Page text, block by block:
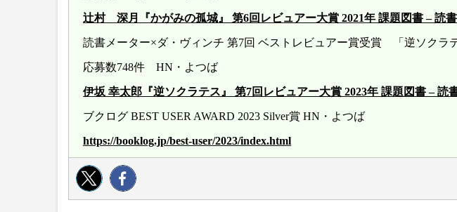
辻村 深月『かがみの孤城』 第6回レビュアー大賞 2021年 課題図書 – 読
読書メーター×ダ・ヴィンチ 第7回 ベストレビュアー賞受賞 「逆ソクラテ
応募数748件 HN・よつば
伊坂 幸太郎『逆ソクラテス』 第7回レビュアー大賞 2023年 課題図書 – 読
ブクログ BEST USER AWARD 2023 Silver賞 HN・よつば
https://booklog.jp/best-user/2023/index.html